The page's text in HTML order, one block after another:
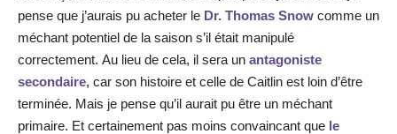
pense que j’aurais pu acheter le Dr. Thomas Snow comme un
méchant potentiel de la saison s’il était manipulé
correctement. Au lieu de cela, il sera un antagoniste
secondaire, car son histoire et celle de Caitlin est loin d’être
terminée. Mais je pense qu’il aurait pu être un méchant
primaire. Et certainement pas moins convaincant que le